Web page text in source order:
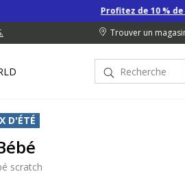
Profitez de 10 % de remise
Trouver un
D'ÉTÉ
scratch